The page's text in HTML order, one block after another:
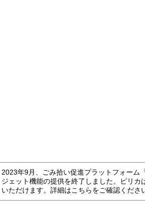
2023年9月、ごみ拾い促進プラットフォーム
ジェット機能の提供を終了しました。ピリカ
いただけます。詳細はこちらをご確認くださ